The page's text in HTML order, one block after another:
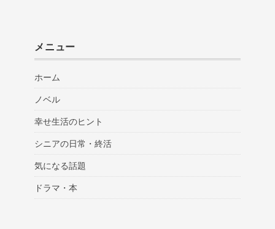
メニュー
ホーム
ノベル
幸せ生活のヒント
シニアの日常・終活
気になる話題
ドラマ・本